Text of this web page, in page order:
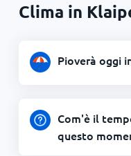
Clima in
Pioverà oggi
Com'è il
questo